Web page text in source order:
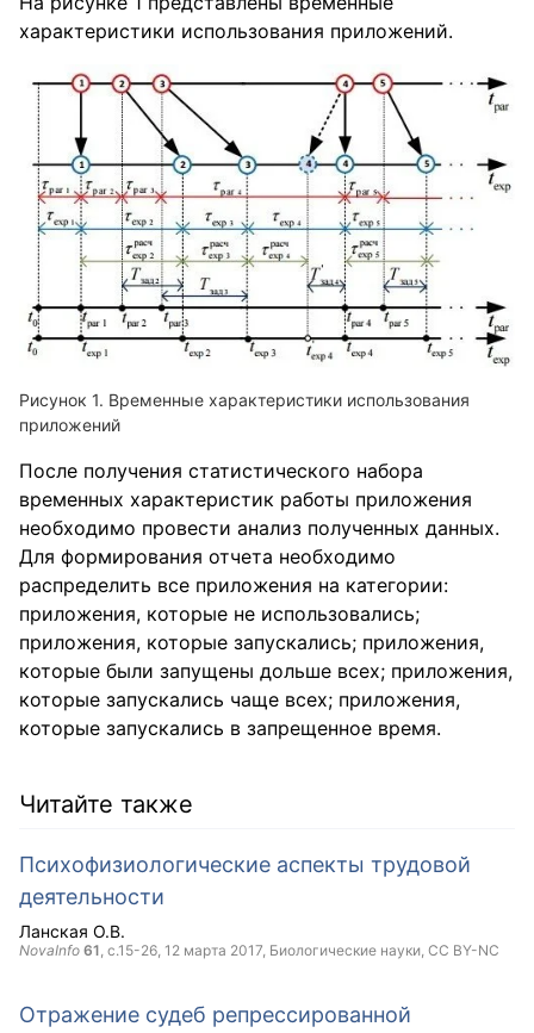
характеристики использования приложений.
Рисунок 1. Временные характеристики использования
приложений
После получения статистического набора
временных характеристик работы приложения
необходимо провести анализ полученных данных.
Для формирования отчета необходимо
распределить все приложения на категории:
приложения, которые не использовались;
приложения, которые запускались; приложения,
которые были запущены дольше всех; приложения,
которые запускались чаще всех; приложения,
которые запускались в запрещенное время.
Читайте также
Психофизиологические аспекты трудовой
деятельности
Ланская О.В.
NovaInfo 61, с.15-26, 12 марта 2017, Биологические науки, CC BY-NC
Отражение судеб репрессированной